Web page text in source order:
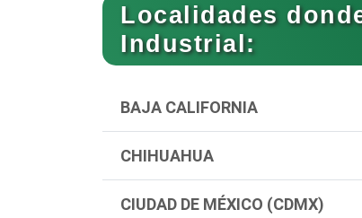
Localidades
Industrial:
BAJA CALIFORNIA
CHIHUAHUA
CIUDAD DE MÉXICO (CDMX)